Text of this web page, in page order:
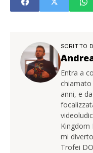
SCRITTO
Entra a
anni, e
Kingdom
mi
Trofei